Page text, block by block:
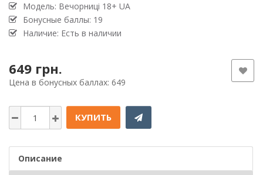
Модель: Вечорниці 18+ UA
Бонусные баллы: 19
Наличие: Есть в наличии
649 грн.
Цена в бонусных баллах: 649
КУПИТЬ
Описание